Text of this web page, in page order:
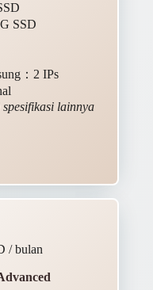
SSD
：2 IPs
lainnya
/ bulan